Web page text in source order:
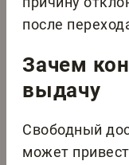
после
Зачем
выдачу
Свободный
может